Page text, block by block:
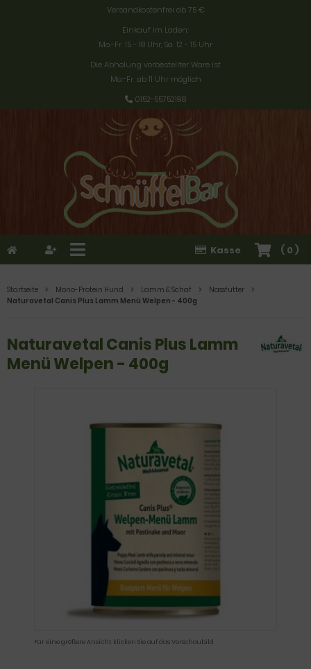
Versandkostenfrei ab 75 €
Einkauf im Laden:
Mo.-Fr. 15 - 18 Uhr, Sa. 12 - 15 Uhr
Die Abholung vorbestellter Ware ist
Mo.-Fr. ab 11 Uhr möglich
0152-55752198
( 0 )
Kasse
Startseite Mono-Protein Hund Lamm & Schaf
Nassfutter
Naturavetal Canis Plus Lamm Menü Welpen - 400g
Naturavetal Canis Plus Lamm
Menü Welpen - 400g
Für eine größere Ansicht klicken Sie auf das Vorschaubild